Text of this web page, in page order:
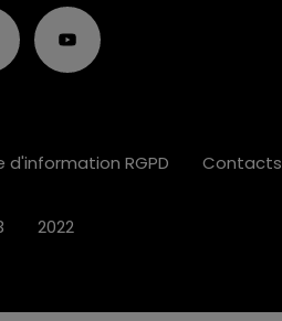
d'information RGPD Contacts
2022